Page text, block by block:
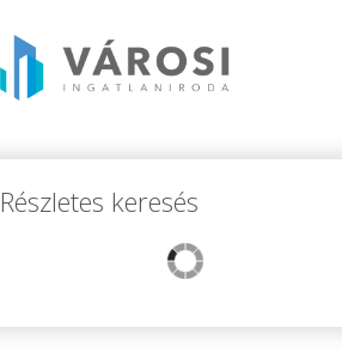
Részletes keresés